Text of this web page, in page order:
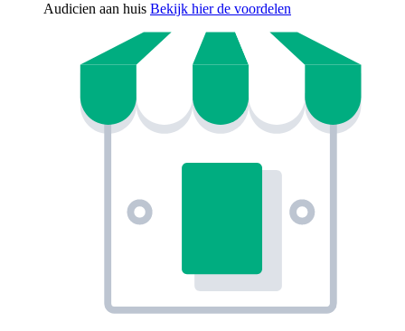
Audicien aan huis Bekijk hier de voordelen